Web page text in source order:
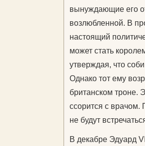
вынуждающие его
возлюбленной. В
настоящий
может стать
утверждая, что
Однако тот ему
британском троне.
ссорится с врачом.
не будут
В декабре Эдуард